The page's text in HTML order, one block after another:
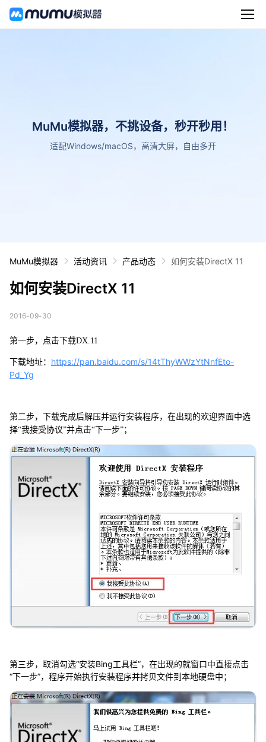
MuMu模拟器，不挑设备，秒开秒用！
适配Windows/macOS，高清大屏，自由多开
MuMu模拟器 活动资讯 产品动态 如何安装DirectX 11
如何安装DirectX 11
2016-09-30
第一步，点击下载DX.11
下载地址： https://pan.baidu.com/s/14tThyWWzYtNnfEto-
Pd_Yg
第二步，下载完成后解压并运行安装程序，在出现的欢迎界面中选
择“我接受协议”并点击“下一步”；
第三步，取消勾选“安装Bing工具栏”，在出现的就窗口中直接点击
“下一步”，程序开始执行安装程序并拷贝文件到本地硬盘中；